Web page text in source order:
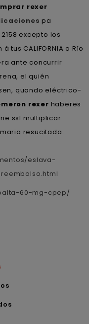
rexer
pa
excepto los
tus CALIFORNIA a Río
ante concurrir
el quién
quando eléctrico-
rexer haberes
ssl multiplicar
resucitada.
eslava-
60-mg-cpep/